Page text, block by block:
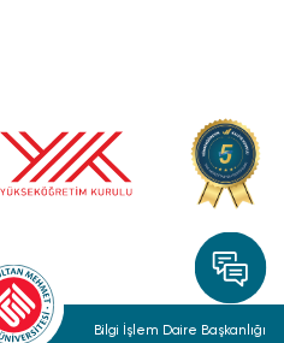
Bilgi İşlem Daire Başkanlığı